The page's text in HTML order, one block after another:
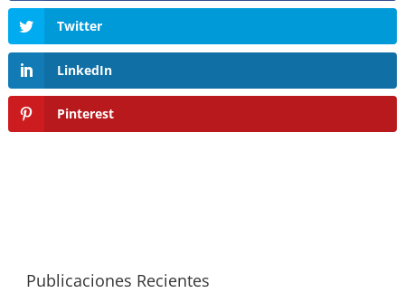
Twitter
LinkedIn
Pinterest
Publicaciones Recientes